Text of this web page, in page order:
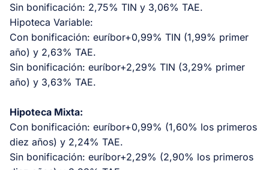
Sin bonificación: 2,75% TIN y 3,06% TAE.
Hipoteca Variable:
Con bonificación: euríbor+0,99% TIN (1,99% primer
año) y 2,63% TAE.
Sin bonificación: euríbor+2,29% TIN (3,29% primer
año) y 3,63% TAE.
Hipoteca Mixta:
Con bonificación: euríbor+0,99% (1,60% los primeros
diez años) y 2,24% TAE.
Sin bonificación: euríbor+2,29% (2,90% los primeros